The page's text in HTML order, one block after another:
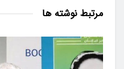
مرتبط نوشته ها